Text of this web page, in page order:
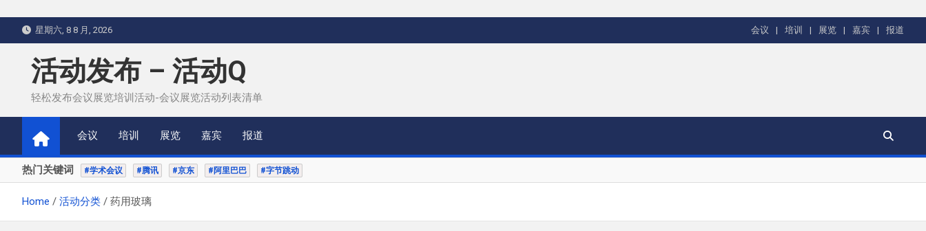
to
content
星期六, 8 8 月, 2026 会议 培训 展览 嘉宾 报道
活动发布 – 活动Q
轻松发布会议展览培训活动-会议展览活动列表清单
会议 培训 展览 嘉宾 报道
热门关键词 #学术会议 #腾讯 #京东 #阿里巴巴 #字节跳动
Home 活动分类 药用玻璃